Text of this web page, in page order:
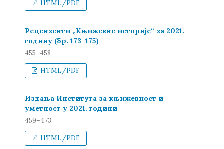
HTML/PDF
Рецензенти „Књижевне историје“ за 2021.
годину (бр. 173–175)
455–458
HTML/PDF
Издања Института за књижевност и
уметност у 2021. години
459–473
HTML/PDF